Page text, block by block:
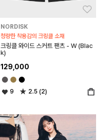
NORDISK
청량한 착용감의 크링클 소재
크링클 와이드 스커트 팬츠 - W (Blac
k)
129,000
9 2.5 (2)